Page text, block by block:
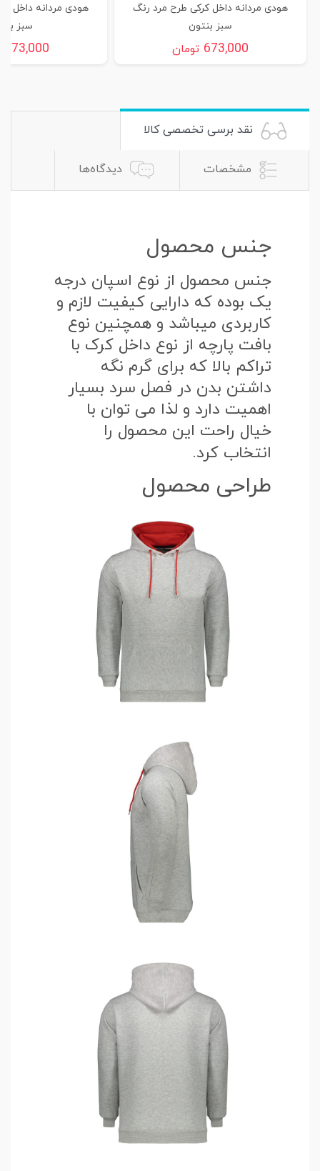
هودی مردانه داخل کرکی طرح مرد رنگ
سبز بنتون
673,000 تومان
هودی مردانه داخل
سبز
673,000
نقد برسی تخصصی کالا
مشخصات دیدگاه‌ها
جنس محصول
جنس محصول از نوع اسپان درجه
یک بوده که دارایی کیفیت لازم و
کاربردی میباشد و همچنین نوع
بافت پارچه از نوع داخل کرک با
تراکم بالا که برای گرم نگه
داشتن بدن در فصل سرد بسیار
اهمیت دارد و لذا می توان با
خیال راحت این محصول را
انتخاب کرد.
طراحی محصول